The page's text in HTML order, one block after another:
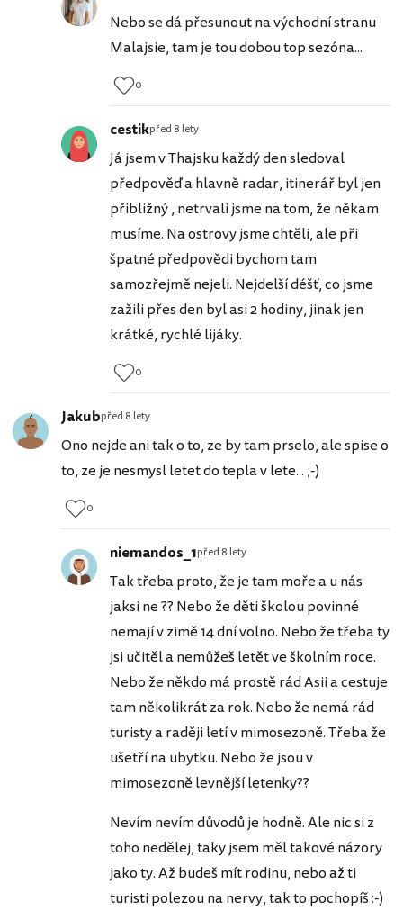
Nebo se dá přesunout na východní stranu
Malajsie, tam je tou dobou top sezóna...
0
cestikpřed 8 lety
Já jsem v Thajsku každý den sledoval
předpověď a hlavně radar, itinerář byl jen
přibližný , netrvali jsme na tom, že někam
musíme. Na ostrovy jsme chtěli, ale při
špatné předpovědi bychom tam
samozřejmě nejeli. Nejdelší déšť, co jsme
zažili přes den byl asi 2 hodiny, jinak jen
krátké, rychlé lijáky.
0
Jakubpřed 8 lety
Ono nejde ani tak o to, ze by tam prselo, ale spise o
to, ze je nesmysl letet do tepla v lete... ;-)
0
niemandos_1před 8 lety
Tak třeba proto, že je tam moře a u nás
jaksi ne ?? Nebo že děti školou povinné
nemají v zimě 14 dní volno. Nebo že třeba ty
jsi učitěl a nemůžeš letět ve školním roce.
Nebo že někdo má prostě rád Asii a cestuje
tam několikrát za rok. Nebo že nemá rád
turisty a raději letí v mimosezoně. Třeba že
ušetří na ubytku. Nebo že jsou v
mimosezoně levnější letenky??
Nevím nevím důvodů je hodně. Ale nic si z
toho nedělej, taky jsem měl takové názory
jako ty. Až budeš mít rodinu, nebo až ti
turisti polezou na nervy, tak to pochopíš :-)